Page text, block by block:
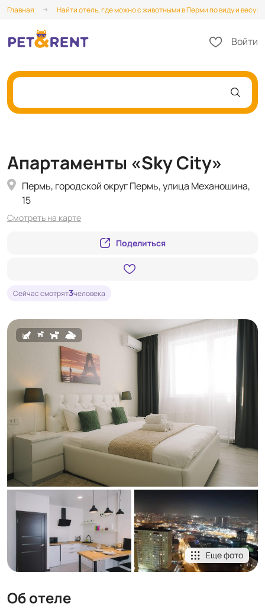
Главная Найти отель, где можно с животными в Перми по виду и весу
Войти
Апартаменты «Sky City»
Пермь, городской округ Пермь, улица Механошина,
15
Смотреть на карте
Поделиться
Сейчас смотрят3человека
Еще фото
Об отеле